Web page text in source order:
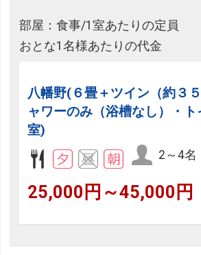
部屋：食事/1室あたりの定員
おとな1名様あたりの代金
八幡野(６畳＋ツイン（約３
ャワーのみ（浴槽なし）・
室)
2～4名
25,000円～45,000円